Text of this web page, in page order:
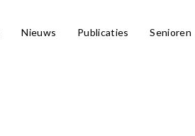
Nieuws Publicaties Senioren